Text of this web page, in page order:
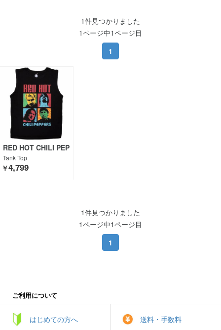
1件見つかりました
1ページ中1ページ目
1
RED HOT CHILI PEP
PERS
Tank Top
￥4,799
1件見つかりました
1ページ中1ページ目
1
ご利用について
はじめての方へ 送料・手数料